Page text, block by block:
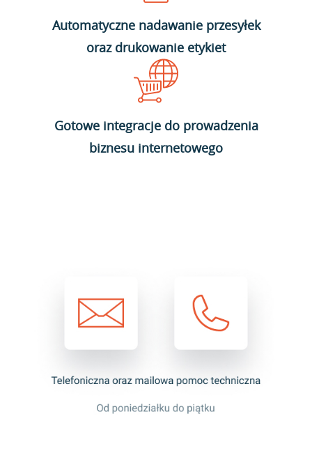
Automatyczne nadawanie przesyłek
oraz drukowanie etykiet
Gotowe integracje do prowadzenia
biznesu internetowego